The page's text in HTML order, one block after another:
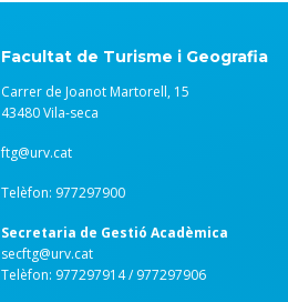
Facultat de Turisme i Geografia
Carrer de Joanot Martorell, 15
43480 Vila-seca
ftg@urv.cat
Telèfon: 977297900
Secretaria de Gestió Acadèmica
secftg@urv.cat
Telèfon: 977297914 / 977297906